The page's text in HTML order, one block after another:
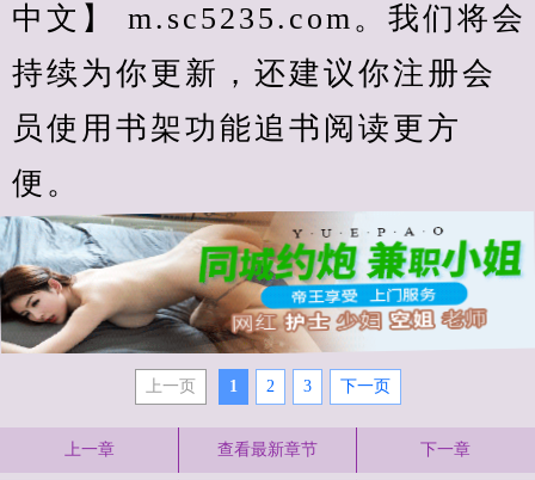
中文】 m.sc5235.com。我们将会
持续为你更新，还建议你注册会
员使用书架功能追书阅读更方
便。
上一页 1 2 3 下一页
上一章 查看最新章节 下一章